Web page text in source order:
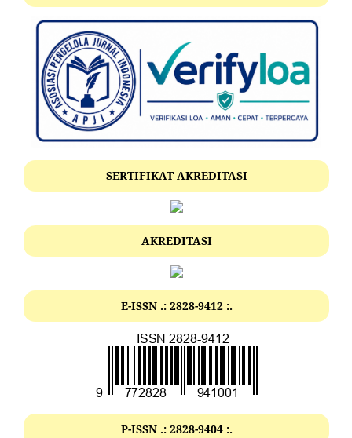
SERTIFIKAT AKREDITASI
AKREDITASI
E-ISSN .: 2828-9412 :.
P-ISSN .: 2828-9404 :.